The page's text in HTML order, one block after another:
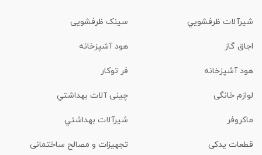
شیرآلات ظرفشويي سینک ظرفشویی
اجاق گاز هود آشپزخانه
هود آشپزخانه فر توکار
لوازم خانگی چینی آلات بهداشتي
ماكروفر شیرآلات بهداشتي
قطعات یدکی تجهیزات و مصالح ساختمانی